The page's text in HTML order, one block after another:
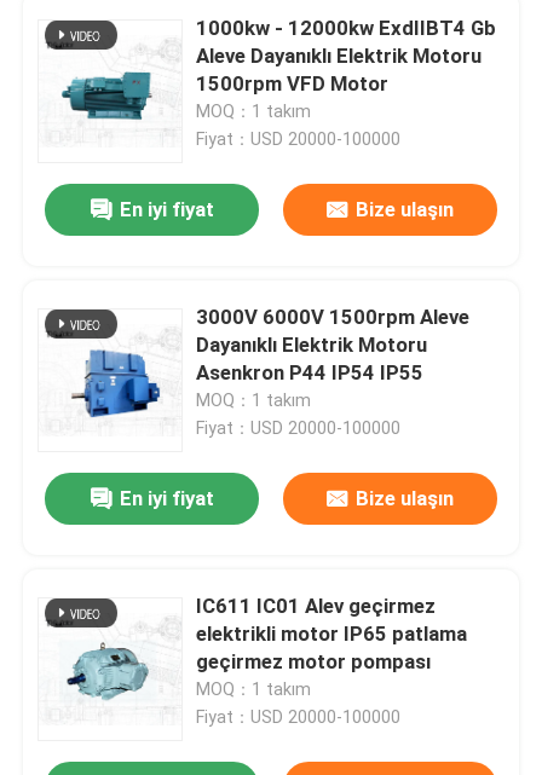
1000kw - 12000kw ExdIIBT4 Gb
Aleve Dayanıklı Elektrik Motoru
1500rpm VFD Motor​
MOQ：1 takım
Fiyat：USD 20000-100000
En iyi fiyat Bize ulaşın
3000V 6000V 1500rpm Aleve
Dayanıklı Elektrik Motoru
Asenkron P44 IP54 IP55
MOQ：1 takım
Fiyat：USD 20000-100000
En iyi fiyat Bize ulaşın
IC611 IC01 Alev geçirmez
elektrikli motor IP65 patlama
geçirmez motor pompası
MOQ：1 takım
Fiyat：USD 20000-100000